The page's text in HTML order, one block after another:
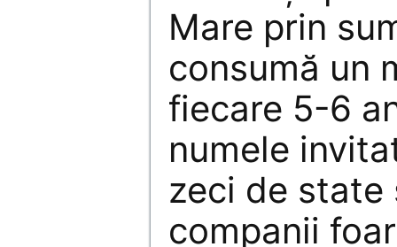
Mare prin
consumă un
fiecare 5-6
numele
zeci de state
companii